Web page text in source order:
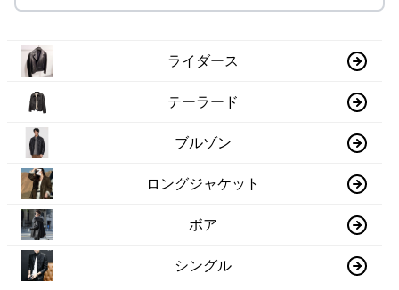
ライダース
テーラード
ブルゾン
ロングジャケット
ボア
シングル